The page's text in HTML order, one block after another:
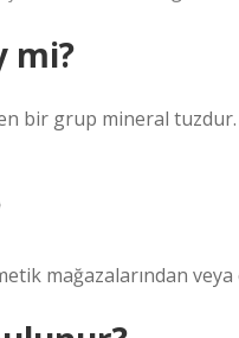
mi?
bir grup mineral
mağazalarından